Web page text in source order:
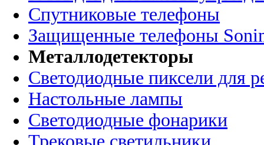
Спутниковые телефоны
Защищенные телефоны
Металлодетекторы
Светодиодные пиксели для
Настольные лампы
Светодиодные фонарики